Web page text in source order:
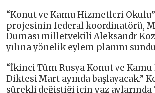
“Konut ve Kamu Hizmetleri
projesinin federal koordinatörü,
Duması milletvekili Aleksandr
yılına yönelik eylem planını
“İkinci Tüm Rusya Konut ve
Diktesi Mart ayında başlayacak.”
sürekli değiştiği için yaz aylarında